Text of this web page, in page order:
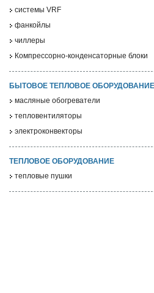
системы VRF
фанкойлы
чиллеры
Компрессорно-конденсаторные блоки
БЫТОВОЕ ТЕПЛОВОЕ ОБОРУДОВАНИЕ
масляные обогреватели
тепловентиляторы
электроконвекторы
ТЕПЛОВОЕ ОБОРУДОВАНИЕ
тепловые пушки